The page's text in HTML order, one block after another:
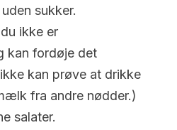
sukker.
ikke er
kan fordøje det
kan prøve at drikke
fra andre nødder.)
salater.